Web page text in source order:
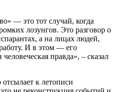
— это тот случай, когда
лозунгов. Это разговор о
а на лицах людей,
И в этом — его
правда», – сказал
отсылает к летописи